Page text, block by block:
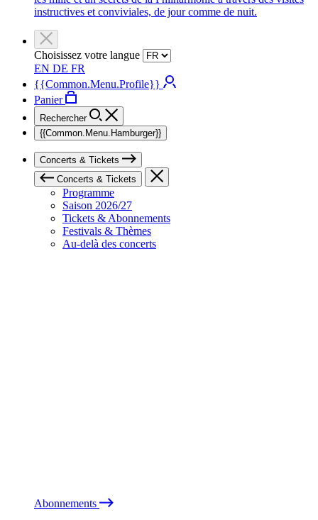
instructives et conviviales, de jour comme de nuit.
Choisissez votre langue
EN DE FR
{{Common.Menu.Profile}}
Panier
Rechercher
{{Common.Menu.Hamburger}}
Concerts & Tickets
Concerts & Tickets
Programme
Saison 2026/27
Tickets & Abonnements
Festivals & Thèmes
Au-delà des concerts
Abonnements